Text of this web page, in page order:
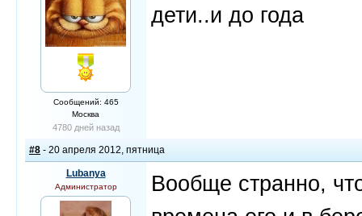
Сообщений: 465
Москва
4780 дней назад
дети..и до года
#8 - 20 апреля 2012, пятница
Lubanya
Администратор
Вообще странно,